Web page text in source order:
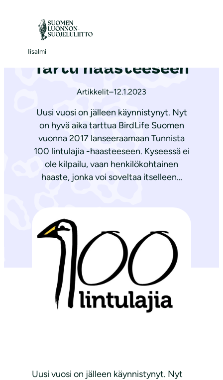
Iisalmi
Etusivu|Ajankohtaista
Tartu haasteeseen
Artikkelit–12.1.2023
Uusi vuosi on jälleen käynnistynyt. Nyt
on hyvä aika tarttua BirdLife Suomen
vuonna 2017 lanseeraamaan Tunnista
100 lintulajia -haasteeseen. Kyseessä ei
ole kilpailu, vaan henkilökohtainen
haaste, jonka voi soveltaa itselleen…
Uusi vuosi on jälleen käynnistynyt. Nyt